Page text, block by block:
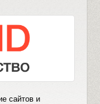
сайтов и